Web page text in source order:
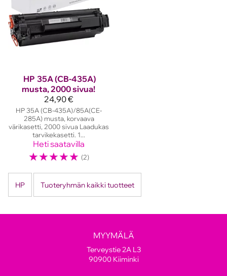
HP 35A (CB-435A)
musta, 2000 sivua!
24,90 €
HP 35A (CB-435A)/85A(CE-
285A) musta, korvaava
värikasetti, 2000 sivua Laadukas
tarvikekasetti. 1...
Heti saatavilla
☆☆☆☆☆ (2)
HP Tuoteryhmän kaikki tuotteet
MYYMÄLÄ
Terveystie 2A L3
90900 Kiiminki